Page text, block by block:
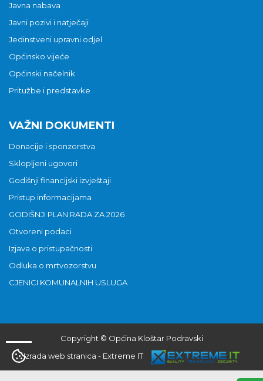
Javna nabava
Javni pozivi i natječaji
Jedinstveni upravni odjel
Općinsko vijeće
Općinski načelnik
Pritužbe i predstavke
VAŽNI DOKUMENTI
Donacije i sponzorstva
Sklopljeni ugovori
Godišnji financijski izvještaji
Pristup informacijama
GODIŠNJI PLAN RADA ZA 2026
Otvoreni podaci
Izjava o pristupačnosti
Odluka o mrtvozorstvu
CJENICI KOMUNALNIH USLUGA
Copyright © Općina Kloštar Podravski
Izrada web stranica - Extreme IT